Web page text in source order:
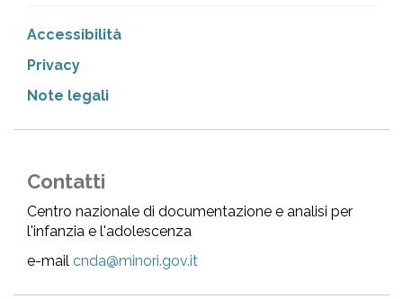
Accessibilità
Privacy
Note legali
Contatti
Centro nazionale di documentazione e analisi per
l'infanzia e l'adolescenza
e-mail cnda@minori.gov.it